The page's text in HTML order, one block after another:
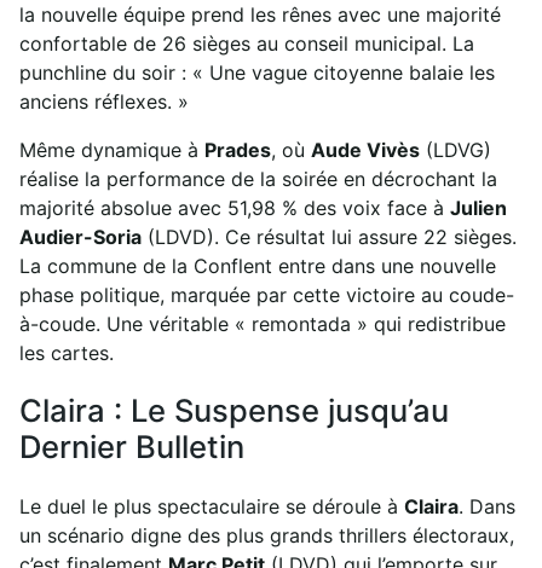
la nouvelle équipe prend les rênes avec une majorité
confortable de 26 sièges au conseil municipal. La
punchline du soir : « Une vague citoyenne balaie les
anciens réflexes. »
Même dynamique à Prades, où Aude Vivès (LDVG)
réalise la performance de la soirée en décrochant la
majorité absolue avec 51,98 % des voix face à Julien
Audier-Soria (LDVD). Ce résultat lui assure 22 sièges.
La commune de la Conflent entre dans une nouvelle
phase politique, marquée par cette victoire au coude-
à-coude. Une véritable « remontada » qui redistribue
les cartes.
Claira : Le Suspense jusqu’au
Dernier Bulletin
Le duel le plus spectaculaire se déroule à Claira. Dans
un scénario digne des plus grands thrillers électoraux,